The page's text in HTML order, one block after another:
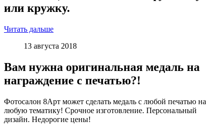
или кружку.
Читать дальше
13 августа 2018
Вам нужна оригинальная медаль на
награждение с печатью?!
Фотосалон 8Арт может сделать медаль с любой печатью на
любую тематику! Срочное изготовление. Персональный
дизайн. Недорогие цены!